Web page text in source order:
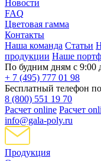
Новости
FAQ
Цветовая гамма
Контакты
Наша команда Статьи
продукции Наше
По будним дням с 9:00
+ 7 (495) 777 01 98
Бесплатный телефон
8 (800) 551 19 70
Расчет online Расчет
info@gala-poly.ru
Продукция